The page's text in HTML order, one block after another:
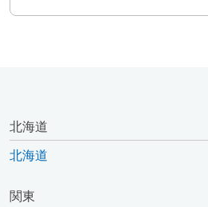
北海道
北海道
関東